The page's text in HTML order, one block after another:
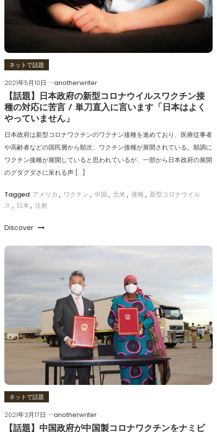
ネットで話題
2021年5月10日
anotherwriter
【話題】日本政府の新型コロナウイルスワクチン接
種の対応に苦言 / 単刀直入に言います「日本はよく
やっていません」
日本政府は新型コロナワクチンのワクチン接種を進めており、医療従事者
や高齢者などの国民層から順次、ワクチン接種が展開されている。順調に
ワクチン接種が展開していると思われているが、一部から日本政府の展開
のグダグダさに呆れる声 […]
Tagged アメリカ , ワクチン , 中国 , 北米, 接種 , 新型コロナウイル
ス , 日本 , 注射
Discover
ネットで話題
2021年3月17日
anotherwriter
【話題】中国政府が中国製コロナワクチンをナミビ